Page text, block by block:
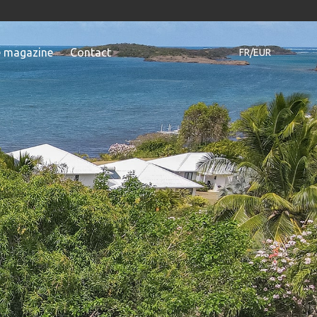
magazine Contact FR/EUR